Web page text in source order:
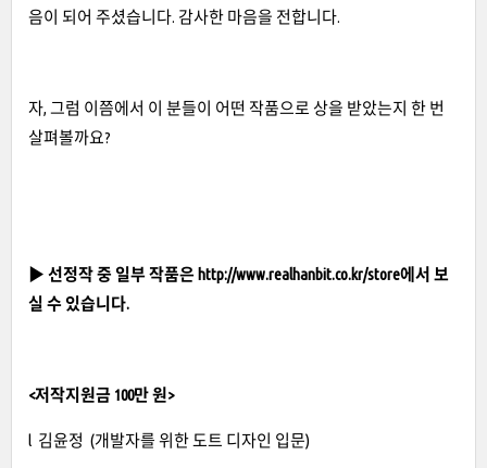
음이 되어 주셨습니다. 감사한 마음을 전합니다.
자, 그럼 이쯤에서 이 분들이 어떤 작품으로 상을 받았는지 한 번
살펴볼까요?
▶ 선정작 중 일부 작품은 http://www.realhanbit.co.kr/store에서 보
실 수 있습니다.
<저작지원금 100만 원>
l 김윤정 (개발자를 위한 도트 디자인 입문)